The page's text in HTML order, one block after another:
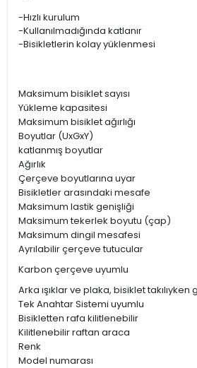
-Hızlı kurulum
-Kullanılmadığında katlanır
-Bisikletlerin kolay yüklenmesi
Maksimum bisiklet sayısı
Yükleme kapasitesi
Maksimum bisiklet ağırlığı
Boyutlar (UxGxY)
katlanmış boyutlar
Ağırlık
Çerçeve boyutlarına uyar
Bisikletler arasındaki mesafe
Maksimum lastik genişliği
Maksimum tekerlek boyutu (çap)
Maksimum dingil mesafesi
Ayrılabilir çerçeve tutucular
Karbon çerçeve uyumlu
Arka ışıklar ve plaka, bisiklet takılıyken
Tek Anahtar Sistemi uyumlu
Bisikletten rafa kilitlenebilir
Kilitlenebilir raftan araca
Renk
Model numarası